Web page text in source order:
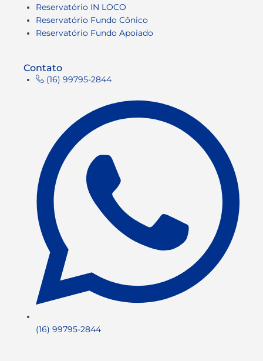
Reservatório IN LOCO
Reservatório Fundo Cônico
Reservatório Fundo Apoiado
Contato
(16) 99795-2844
(16) 99795-2844